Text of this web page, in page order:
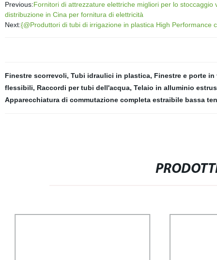
Previous:Fornitori di attrezzature elettriche migliori per lo
distribuzione in Cina per fornitura di elettricità
Next:{@Produttori di tubi di irrigazione in plastica High Performance
Finestre scorrevoli, Tubi idraulici in plastica, Finestre e porte in
flessibili, Raccordi per tubi dell'acqua, Telaio in alluminio
Apparecchiatura di commutazione completa estraibile bassa